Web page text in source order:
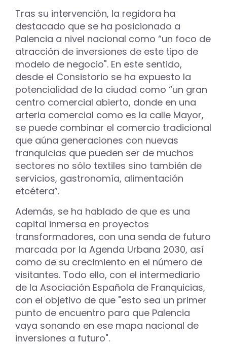
Tras su intervención, la regidora ha
destacado que se ha posicionado a
Palencia a nivel nacional como “un foco de
atracción de inversiones de este tipo de
modelo de negocio". En este sentido,
desde el Consistorio se ha expuesto la
potencialidad de la ciudad como “un gran
centro comercial abierto, donde en una
arteria comercial como es la calle Mayor,
se puede combinar el comercio tradicional
que aúna generaciones con nuevas
franquicias que pueden ser de muchos
sectores no sólo textiles sino también de
servicios, gastronomía, alimentación
etcétera”.
Además, se ha hablado de que es una
capital inmersa en proyectos
transformadores, con una senda de futuro
marcada por la Agenda Urbana 2030, así
como de su crecimiento en el número de
visitantes. Todo ello, con el intermediario
de la Asociación Española de Franquicias,
con el objetivo de que "esto sea un primer
punto de encuentro para que Palencia
vaya sonando en ese mapa nacional de
inversiones a futuro".